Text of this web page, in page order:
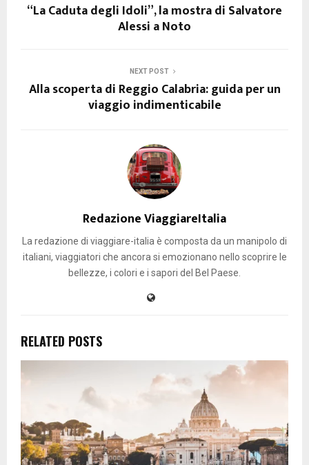
“La Caduta degli Idoli”, la mostra di Salvatore
Alessi a Noto
NEXT POST
Alla scoperta di Reggio Calabria: guida per un
viaggio indimenticabile
Redazione ViaggiareItalia
La redazione di viaggiare-italia è composta da un manipolo di
italiani, viaggiatori che ancora si emozionano nello scoprire le
bellezze, i colori e i sapori del Bel Paese.
RELATED POSTS